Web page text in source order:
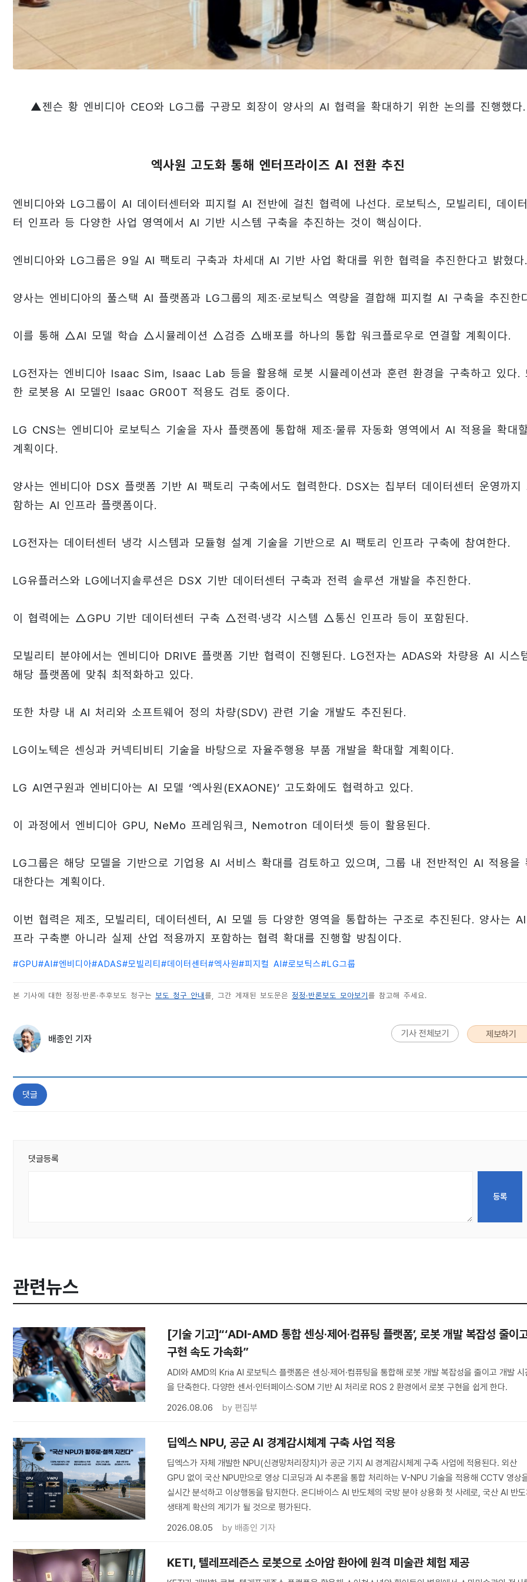
▲젠슨 황 엔비디아 CEO와 LG그룹 구광모 회장이 양사의 AI 협력을 확대하기 위한 논의를 진행했다.
엑사원 고도화 통해 엔터프라이즈 AI 전환 추진
엔비디아와 LG그룹이 AI 데이터센터와 피지컬 AI 전반에 걸친 협력에 나선다. 로보틱스, 모빌리티, 데이
터 인프라 등 다양한 사업 영역에서 AI 기반 시스템 구축을 추진하는 것이 핵심이다.
엔비디아와 LG그룹은 9일 AI 팩토리 구축과 차세대 AI 기반 사업 확대를 위한 협력을 추진한다고 밝혔다.
양사는 엔비디아의 풀스택 AI 플랫폼과 LG그룹의 제조·로보틱스 역량을 결합해 피지컬 AI 구축을 추진한
이를 통해 △AI 모델 학습 △시뮬레이션 △검증 △배포를 하나의 통합 워크플로우로 연결할 계획이다.
LG전자는 엔비디아 Isaac Sim, Isaac Lab 등을 활용해 로봇 시뮬레이션과 훈련 환경을 구축하고 있다.
한 로봇용 AI 모델인 Isaac GR00T 적용도 검토 중이다.
LG CNS는 엔비디아 로보틱스 기술을 자사 플랫폼에 통합해 제조·물류 자동화 영역에서 AI 적용을 확대
계획이다.
양사는 엔비디아 DSX 플랫폼 기반 AI 팩토리 구축에서도 협력한다. DSX는 칩부터 데이터센터 운영까지
함하는 AI 인프라 플랫폼이다.
LG전자는 데이터센터 냉각 시스템과 모듈형 설계 기술을 기반으로 AI 팩토리 인프라 구축에 참여한다.
LG유플러스와 LG에너지솔루션은 DSX 기반 데이터센터 구축과 전력 솔루션 개발을 추진한다.
이 협력에는 △GPU 기반 데이터센터 구축 △전력·냉각 시스템 △통신 인프라 등이 포함된다.
모빌리티 분야에서는 엔비디아 DRIVE 플랫폼 기반 협력이 진행된다. LG전자는 ADAS와 차량용 AI 시스
해당 플랫폼에 맞춰 최적화하고 있다.
또한 차량 내 AI 처리와 소프트웨어 정의 차량(SDV) 관련 기술 개발도 추진된다.
LG이노텍은 센싱과 커넥티비티 기술을 바탕으로 자율주행용 부품 개발을 확대할 계획이다.
LG AI연구원과 엔비디아는 AI 모델 ‘엑사원(EXAONE)’ 고도화에도 협력하고 있다.
이 과정에서 엔비디아 GPU, NeMo 프레임워크, Nemotron 데이터셋 등이 활용된다.
LG그룹은 해당 모델을 기반으로 기업용 AI 서비스 확대를 검토하고 있으며, 그룹 내 전반적인 AI 적용을
대한다는 계획이다.
이번 협력은 제조, 모빌리티, 데이터센터, AI 모델 등 다양한 영역을 통합하는 구조로 추진된다. 양사는
프라 구축뿐 아니라 실제 산업 적용까지 포함하는 협력 확대를 진행할 방침이다.
#GPU#AI#엔비디아#ADAS#모빌리티 #데이터센터 #엑사원#피지컬 AI#로보틱스#LG그룹
본 기사에 대한 정정·반론·추후보도 청구는 보도 청구 안내 를, 그간 게재된 보도문은 정정·반론보도 모아보기 를 참고해 주세요.
배종인 기자 기사 전체보기 제보하기
댓글
댓글등록
관련뉴스
[기술 기고]“‘ADI-AMD 통합 센싱·제어·컴퓨팅 플랫폼’, 로봇 개발 복잡성 줄이
구현 속도 가속화”
ADI와 AMD의 Kria AI 로보틱스 플랫폼은 센싱·제어·컴퓨팅을 통합해 로봇 개발 복잡성을 줄이고 개발 시
을 단축한다. 다양한 센서·인터페이스·SOM 기반 AI 처리로 ROS 2 환경에서 로봇 구현을 쉽게 한다.
2026.08.06
by편집부
딥엑스 NPU, 공군 AI 경계감시체계 구축 사업 적용
딥엑스가 자체 개발한 NPU(신경망처리장치)가 공군 기지 AI 경계감시체계 구축 사업에 적용된다. 외산
GPU 없이 국산 NPU만으로 영상 디코딩과 AI 추론을 통합 처리하는 V-NPU 기술을 적용해 CCTV 영상
실시간 분석하고 이상행동을 탐지한다. 온디바이스 AI 반도체의 국방 분야 상용화 첫 사례로, 국산 AI 반
생태계 확산의 계기가 될 것으로 평가된다.
2026.08.05
by 배종인 기자
KETI, 텔레프레즌스 로봇으로 소아암 환아에 원격 미술관 체험 제공